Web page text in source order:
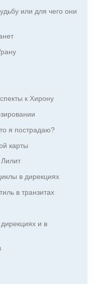
или для чего они
к Хирону
я пострадаю?
карты
в дирекциях
в транзитах
и в